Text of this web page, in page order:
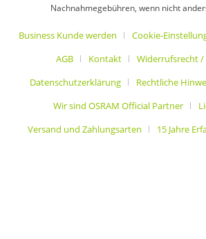
Nachnahmegebühren, wenn nicht
Business Kunde werden Cookie-
AGB
Kontakt
Widerrufsrecht
Datenschutzerklärung
Rechtliche
Wir sind OSRAM Official Partner
Versand und Zahlungsarten
15 Jahre